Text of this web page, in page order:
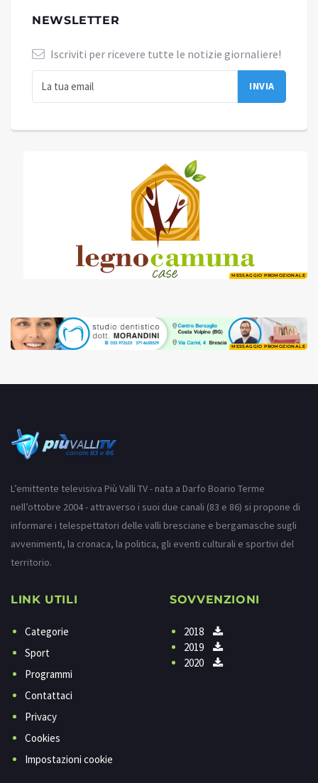
NEWSLETTER
Iscriviti per ricevere tutte le notizie giornaliere!
MESSAGGIO PROMOZIONALE
MESSAGGIO PROMOZIONALE
L’emittente televisiva Più Valli TV - nata a Darfo Boario Terme
nell’ottobre 2004 - attraverso i suoi due canali (83 e 86) si propone di
informare i telespettatori delle valli bresciane e bergamasche sugli
avvenimenti, la cronaca, la politica, gli eventi culturali e sportivi del
territorio.
LINK UTILI
Categorie
Sport
Programmi
Contattaci
Privacy
Cookies
Impostazioni cookie
SOVVENZIONI
2018
2019
2020